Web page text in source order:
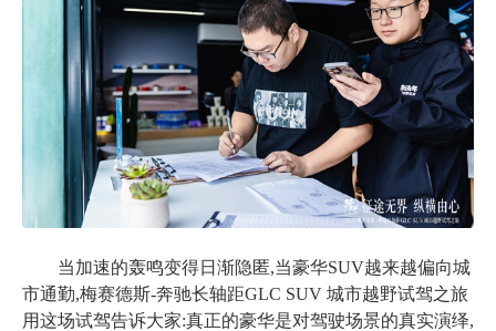
当加速的轰鸣变得日渐隐匿,当豪华SUV越来越偏向城
市通勤,梅赛德斯-奔驰长轴距GLC SUV 城市越野试驾之旅
用这场试驾告诉大家:真正的豪华是对驾驶场景的真实演绎,